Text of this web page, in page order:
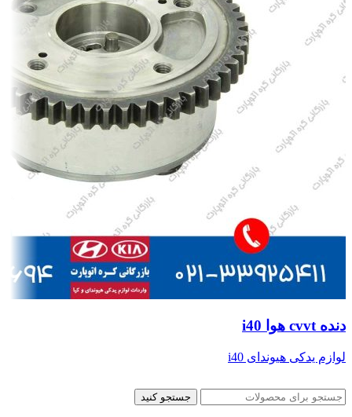
دنده cvvt هوا i40
لوازم یدکی هیوندای i40
جستجو کنید